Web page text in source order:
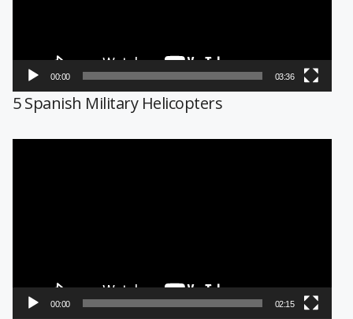
00:00 03:36
5 Spanish Military Helicopters
00:00 02:15